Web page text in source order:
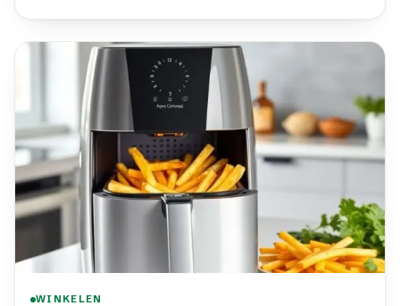
WINKELEN